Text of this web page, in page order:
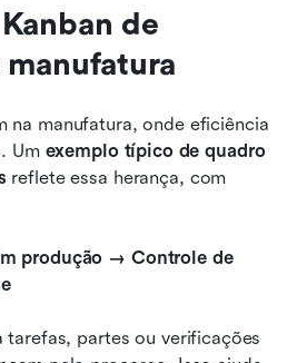
de
na manufatura, onde eficiência
Um exemplo típico de quadro
reflete essa herança, com
produção → Controle de
tarefas, partes ou verificações